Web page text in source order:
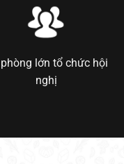
phòng lớn tổ chức hội
nghị